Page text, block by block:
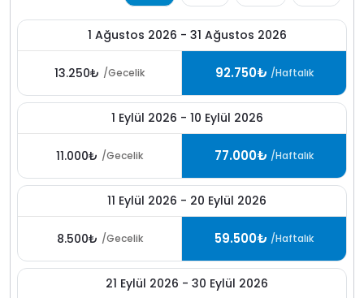
1 Ağustos 2026 - 31 Ağustos 2026
13.250₺ /Gecelik 92.750₺ /Haftalık
1 Eylül 2026 - 10 Eylül 2026
11.000₺ /Gecelik 77.000₺ /Haftalık
11 Eylül 2026 - 20 Eylül 2026
8.500₺ /Gecelik 59.500₺ /Haftalık
21 Eylül 2026 - 30 Eylül 2026